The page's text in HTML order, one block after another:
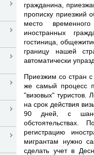
гражданина,
прописку приезжий
место
иностранных
гостиница,
границу нашей
автоматически
Приезжим со стран
же самый процесс
"визовых" туристов.
на срок действия
90 дней, с
обстоятельствах.
регистрацию
мигрантам нужно
сделать учет в